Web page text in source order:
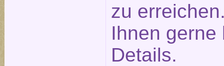
zu
Ihnen gerne
Details.